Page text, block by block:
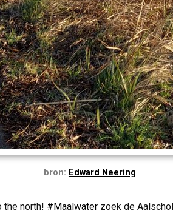
bron: Edward Neering
the north! #Maalwaterzoek de